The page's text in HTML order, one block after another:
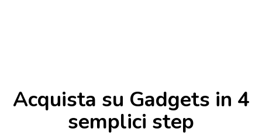
Acquista su Gadgets in 4
semplici step